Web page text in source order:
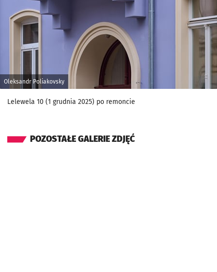
Oleksandr Poliakovsky
Lelewela 10 (1 grudnia 2025) po remoncie
POZOSTAŁE GALERIE ZDJĘĆ